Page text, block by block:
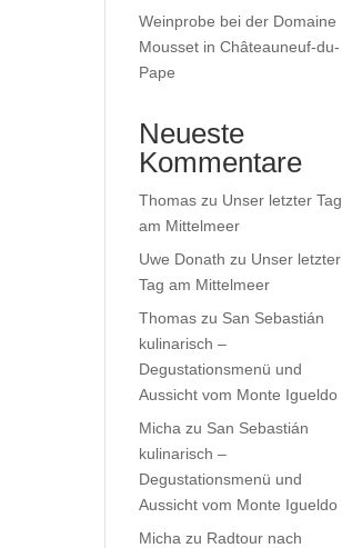
Weinprobe bei der Domaine
Mousset in Châteauneuf-du-
Pape
Neueste
Kommentare
Thomas zu Unser letzter Tag
am Mittelmeer
Uwe Donath zu Unser letzter
Tag am Mittelmeer
Thomas zu San Sebastián
kulinarisch –
Degustationsmenü und
Aussicht vom Monte Igueldo
Micha zu San Sebastián
kulinarisch –
Degustationsmenü und
Aussicht vom Monte Igueldo
Micha zu Radtour nach